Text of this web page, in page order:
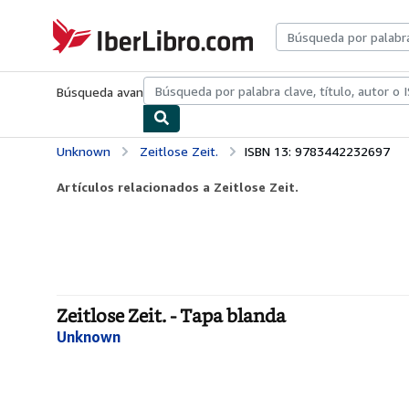
IberLibro.com
Búsqueda avanzadaColecciones Libros antiguosArte y
Unknown Zeitlose Zeit. ISBN 13: 9783442232697
Artículos relacionados a Zeitlose Zeit.
Zeitlose Zeit. - Tapa blanda
Unknown